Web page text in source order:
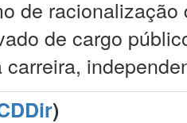
de
de cargo
carreira,
)